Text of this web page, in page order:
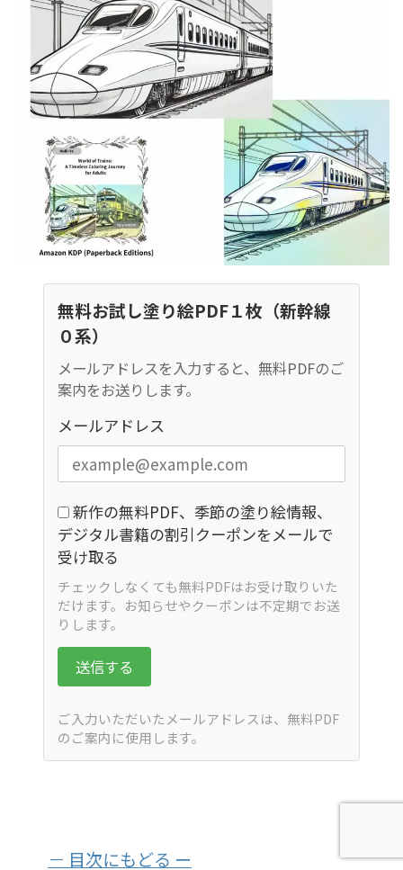
無料お試し塗り絵PDF１枚（新幹線
０系）
メールアドレスを入力すると、無料PDFのご
案内をお送りします。
メールアドレス
新作の無料PDF、季節の塗り絵情報、
デジタル書籍の割引クーポンをメールで
受け取る
チェックしなくても無料PDFはお受け取りいた
だけます。お知らせやクーポンは不定期でお送
りします。
送信する
ご入力いただいたメールアドレスは、無料PDF
のご案内に使用します。
－ 目次にもどる ー